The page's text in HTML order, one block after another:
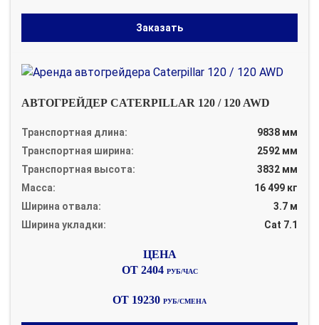
Заказать
АВТОГРЕЙДЕР CATERPILLAR 120 / 120 AWD
Транспортная длина:
9838 мм
Транспортная ширина:
2592 мм
Транспортная высота:
3832 мм
Масса:
16 499 кг
Ширина отвала:
3.7 м
Ширина укладки:
Cat 7.1
ОТ 2404 РУБ/ЧАС
ОТ 19230 РУБ/СМЕНА